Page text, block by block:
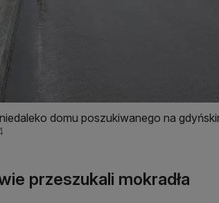
domu poszukiwanego na
przeszukali mokradła